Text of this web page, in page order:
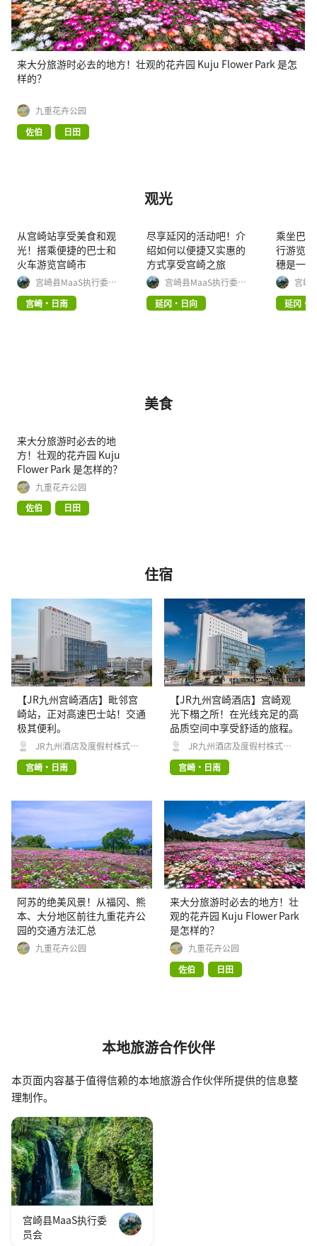
来大分旅游时必去的地方！壮观的花卉园 Kuju Flower Park 是怎
样的？
九重花卉公园
佐伯
日田
观光
从宫崎站享受美食和观
光！搭乘便捷的巴士和
火车游览宫崎市
宫崎县MaaS执行委员
会
宫崎・日南
尽享延冈的活动吧！介
绍如何以便捷又实惠的
方式享受宫崎之旅
宫崎县MaaS执行委员
会
延冈・日向
乘坐巴
行游览
穗是一
和美味
宫崎
会
延冈・
美食
来大分旅游时必去的地
方！壮观的花卉园 Kuju
Flower Park 是怎样的？
九重花卉公园
佐伯
日田
住宿
【JR九州宫崎酒店】毗邻宫
崎站，正对高速巴士站！交通
极其便利。
JR九州酒店及度假村株式会
宫崎・日南
【JR九州宫崎酒店】宫崎观
光下榻之所！在光线充足的高
品质空间中享受舒适的旅程。
JR九州酒店及度假村株式会
宫崎・日南
阿苏的绝美风景！从福冈、熊
本、大分地区前往九重花卉公
园的交通方法汇总
九重花卉公园
来大分旅游时必去的地方！壮
观的花卉园 Kuju Flower Park
是怎样的？
九重花卉公园
佐伯
日田
本地旅游合作伙伴
本页面内容基于值得信赖的本地旅游合作伙伴所提供的信息整
理制作。
宫崎县MaaS执行委
员会